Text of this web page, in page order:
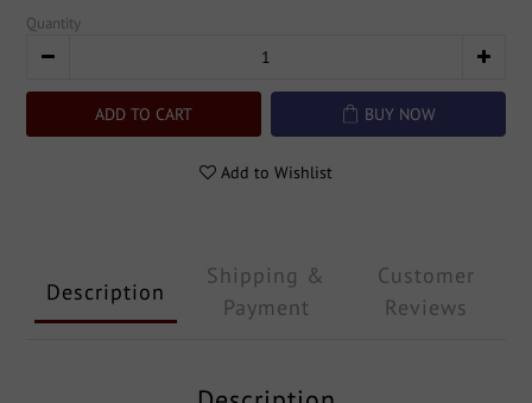
Quantity
ADD TO CART BUY NOW
Add to Wishlist
Description
Shipping &
Payment
Customer
Reviews